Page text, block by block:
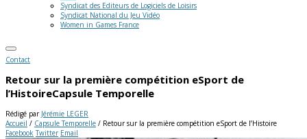
Syndicat des Editeurs de Logiciels de Loisirs
Syndicat National du Jeu Vidéo
Women in Games France
Contact
Retour sur la première compétition eSport de
l’HistoireCapsule Temporelle
Rédigé par Jérémie LEGER
Accueil / Capsule Temporelle / Retour sur la première compétition eSport de l’Histoire
Facebook Twitter Email